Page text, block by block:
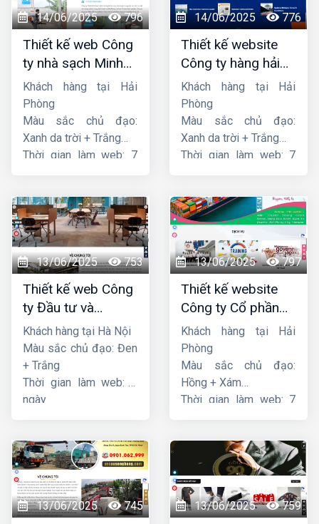
14/06/2025 796
Thiết kế web Công
ty nhà sạch Minh
Dương
Khách hàng tại Hải
Phòng
Màu sắc chủ đạo:
Xanh da trời + Trắng
Thời gian làm web: 7
14/06/2025 776
Thiết kế website
Công ty hàng hải
liên minh
Khách hàng tại Hải
Phòng
Màu sắc chủ đạo:
Xanh da trời + Trắng
Thời gian làm web: 7
13/06/2025 753
Thiết kế web Công
ty Đầu tư và
Thương mại Five-
Star
Khách hàng tại Hà Nội
Màu sắc chủ đạo: Đen
+ Trắng
Thời gian làm web: 7
ngày
13/06/2025 797
Thiết kế website
Công ty Cổ phần
dịch vụ hàng hải
Sen
Khách hàng tại Hải
Phòng
Màu sắc chủ đạo:
Hồng + Xám
Thời gian làm web: 7
13/06/2025 745 13/06/2025 759